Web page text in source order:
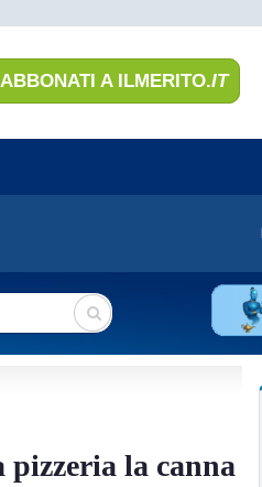
ABBONATI A ILMERITO.IT
pizzeria la canna